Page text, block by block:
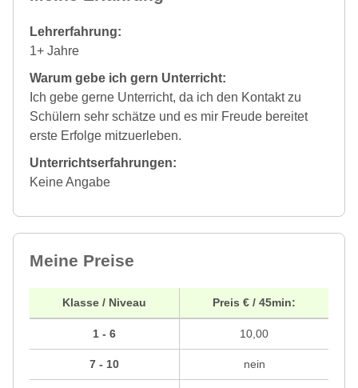
Lehrerfahrung:
1+ Jahre
Warum gebe ich gern Unterricht:
Ich gebe gerne Unterricht, da ich den Kontakt zu
Schülern sehr schätze und es mir Freude bereitet
erste Erfolge mitzuerleben.
Unterrichtserfahrungen:
Keine Angabe
Meine Preise
Klasse / Niveau
1 - 6
7 - 10
Preis € / 45min:
10,00
nein